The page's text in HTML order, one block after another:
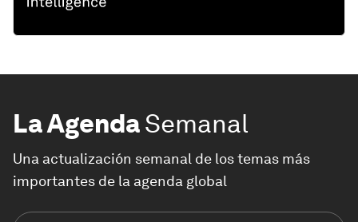
La AgendaSemanal
Una actualización semanal de los temas más
importantes de la agenda global